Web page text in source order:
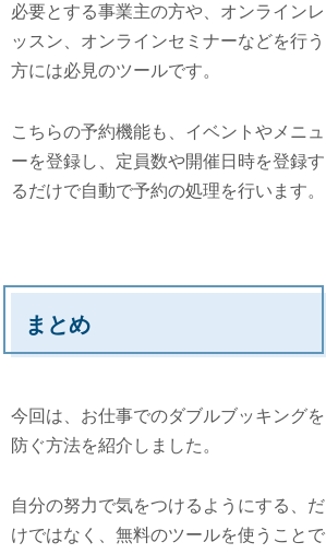
必要とする事業主の方や、オンラインレ
ッスン、オンラインセミナーなどを行う
方には必見のツールです。
こちらの予約機能も、イベントやメニュ
ーを登録し、定員数や開催日時を登録す
るだけで自動で予約の処理を行います。
まとめ
今回は、お仕事でのダブルブッキングを
防ぐ方法を紹介しました。
自分の努力で気をつけるようにする、だ
けではなく、無料のツールを使うことで